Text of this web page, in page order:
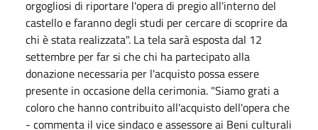
orgogliosi di riportare l'opera di pregio all'interno del
castello e faranno degli studi per cercare di scoprire da
chi è stata realizzata". La tela sarà esposta dal 12
settembre per far si che chi ha partecipato alla
donazione necessaria per l'acquisto possa essere
presente in occasione della cerimonia. "Siamo grati a
coloro che hanno contribuito all'acquisto dell'opera che
- commenta il vice sindaco e assessore ai Beni culturali